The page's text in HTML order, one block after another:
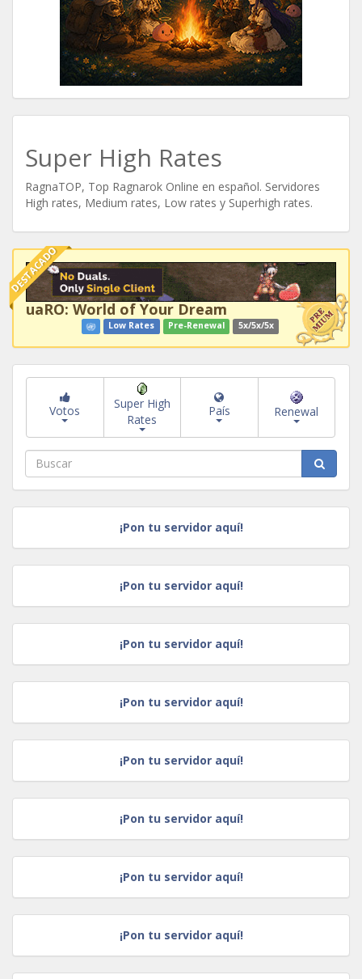
Super High Rates
RagnaTOP, Top Ragnarok Online en español. Servidores
High rates, Medium rates, Low rates y Superhigh rates.
DESTACADO
uaRO: World of Your Dream
Low Rates Pre-Renewal 5x/5x/5x
Votos
Super High
Rates
País Renewal
¡Pon tu servidor aquí!
¡Pon tu servidor aquí!
¡Pon tu servidor aquí!
¡Pon tu servidor aquí!
¡Pon tu servidor aquí!
¡Pon tu servidor aquí!
¡Pon tu servidor aquí!
¡Pon tu servidor aquí!